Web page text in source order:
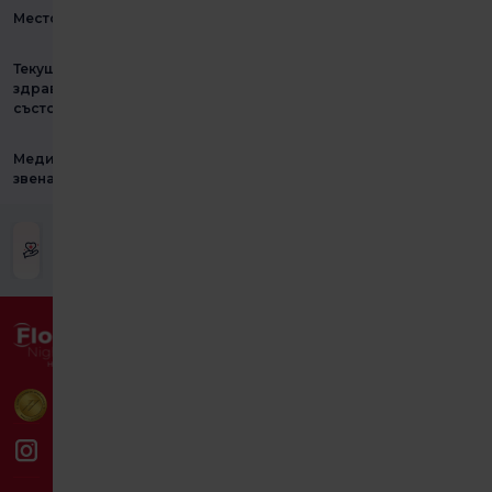
Местоположения
Текущо
здравословно
състояние
Медицински
звена